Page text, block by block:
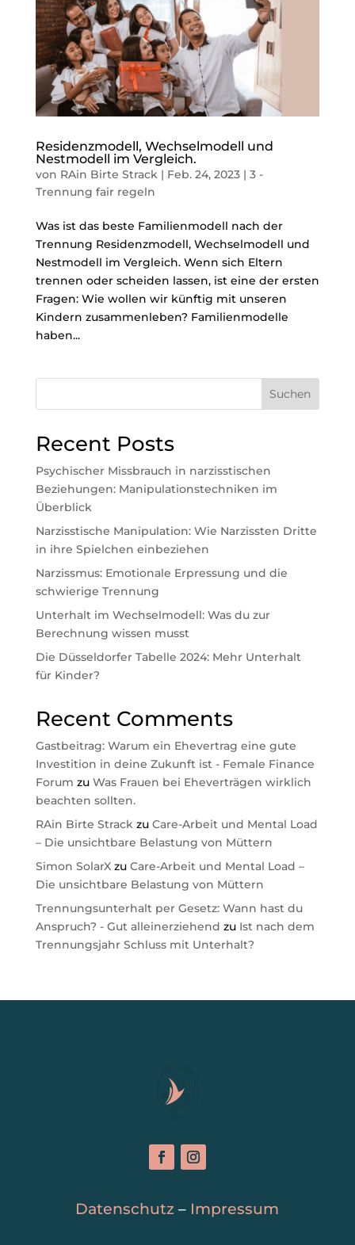
Residenzmodell, Wechselmodell und
Nestmodell im Vergleich.
von RAin Birte Strack| Feb. 24, 2023| 3 -
Trennung fair regeln
Was ist das beste Familienmodell nach der
Trennung Residenzmodell, Wechselmodell und
Nestmodell im Vergleich. Wenn sich Eltern
trennen oder scheiden lassen, ist eine der ersten
Fragen: Wie wollen wir künftig mit unseren
Kindern zusammenleben? Familienmodelle
haben...
Suchen
Recent Posts
Psychischer Missbrauch in narzisstischen
Beziehungen: Manipulationstechniken im
Überblick
Narzisstische Manipulation: Wie Narzissten Dritte
in ihre Spielchen einbeziehen
Narzissmus: Emotionale Erpressung und die
schwierige Trennung
Unterhalt im Wechselmodell: Was du zur
Berechnung wissen musst
Die Düsseldorfer Tabelle 2024: Mehr Unterhalt
für Kinder?
Recent Comments
Gastbeitrag: Warum ein Ehevertrag eine gute
Investition in deine Zukunft ist - Female Finance
Forum zu Was Frauen bei Eheverträgen wirklich
beachten sollten.
RAin Birte Strackzu Care-Arbeit und Mental Load
– Die unsichtbare Belastung von Müttern
Simon SolarXzu Care-Arbeit und Mental Load –
Die unsichtbare Belastung von Müttern
Trennungsunterhalt per Gesetz: Wann hast du
Anspruch? - Gut alleinerziehend zu Ist nach dem
Trennungsjahr Schluss mit Unterhalt?
Datenschutz – Impressum